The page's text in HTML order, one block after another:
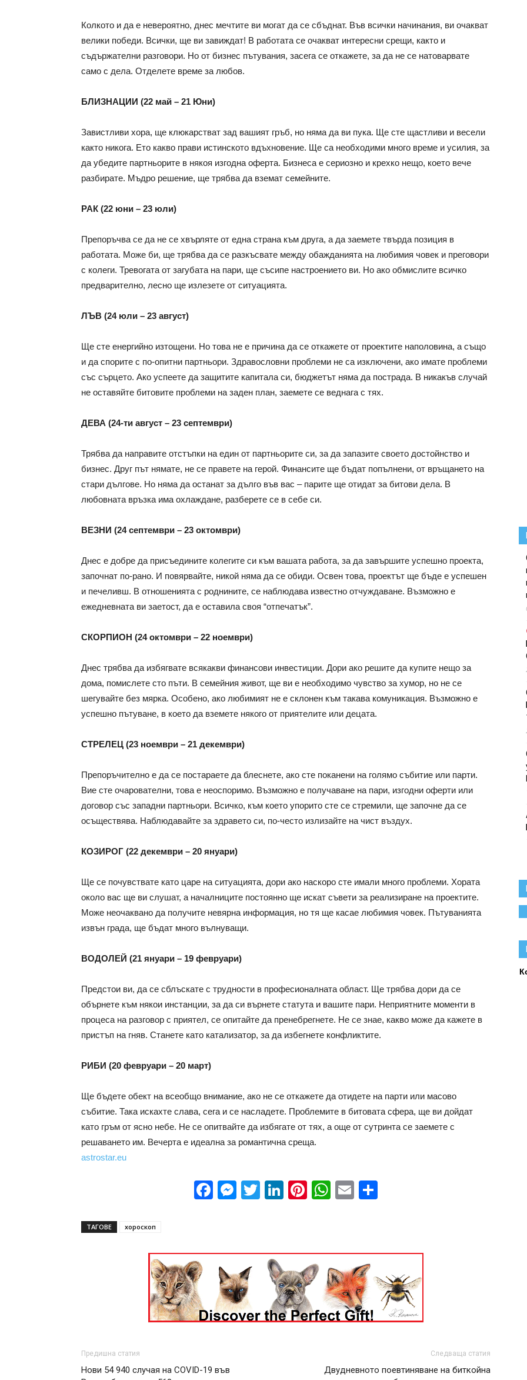
Колкото и да е невероятно, днес мечтите ви могат да се сбъднат. Във всички начинания, ви очакват
велики победи. Всички, ще ви завиждат! В работата се очакват интересни срещи, както и
съдържателни разговори. Но от бизнес пътувания, засега се откажете, за да не се натоварвате
само с дела. Отделете време за любов.
БЛИЗНАЦИИ (22 май – 21 Юни)
Завистливи хора, ще клюкарстват зад вашият гръб, но няма да ви пука. Ще сте щастливи и весели
както никога. Ето какво прави истинското вдъхновение. Ще са необходими много време и усилия, за
да убедите партньорите в някоя изгодна оферта. Бизнеса е сериозно и крехко нещо, което вече
разбирате. Мъдро решение, ще трябва да вземат семейните.
РАК (22 юни – 23 юли)
Препоръчва се да не се хвърляте от една страна към друга, а да заемете твърда позиция в
работата. Може би, ще трябва да се разкъсвате между обажданията на любимия човек и преговори
с колеги. Тревогата от загубата на пари, ще съсипе настроението ви. Но ако обмислите всичко
предварително, лесно ще излезете от ситуацията.
ЛЪВ (24 юли – 23 август)
Ще сте енергийно изтощени. Но това не е причина да се откажете от проектите наполовина, а също
и да спорите с по-опитни партньори. Здравословни проблеми не са изключени, ако имате проблеми
със сърцето. Ако успеете да защитите капитала си, бюджетът няма да пострада. В никакъв случай
не оставяйте битовите проблеми на заден план, заемете се веднага с тях.
ДЕВА (24-ти август – 23 септември)
Трябва да направите отстъпки на един от партньорите си, за да запазите своето достойнство и
бизнес. Друг път нямате, не се правете на герой. Финансите ще бъдат попълнени, от връщането на
стари дългове. Но няма да останат за дълго във вас – парите ще отидат за битови дела. В
любовната връзка има охлаждане, разберете се в себе си.
ВЕЗНИ (24 септември – 23 октомври)
Днес е добре да присъедините колегите си към вашата работа, за да завършите успешно проекта,
започнат по-рано. И повярвайте, никой няма да се обиди. Освен това, проектът ще бъде е успешен
и печеливш. В отношенията с роднините, се наблюдава известно отчуждаване. Възможно е
ежедневната ви заетост, да е оставила своя “отпечатък”.
СКОРПИОН (24 октомври – 22 ноември)
Днес трябва да избягвате всякакви финансови инвестиции. Дори ако решите да купите нещо за
дома, помислете сто пъти. В семейния живот, ще ви е необходимо чувство за хумор, но не се
шегувайте без мярка. Особено, ако любимият не е склонен към такава комуникация. Възможно е
успешно пътуване, в което да вземете някого от приятелите или децата.
СТРЕЛЕЦ (23 ноември – 21 декември)
Препоръчително е да се постараете да блеснете, ако сте поканени на голямо събитие или парти.
Вие сте очарователни, това е неоспоримо. Възможно е получаване на пари, изгодни оферти или
договор със западни партньори. Всичко, към което упорито сте се стремили, ще започне да се
осъществява. Наблюдавайте за здравето си, по-често излизайте на чист въздух.
КОЗИРОГ (22 декември – 20 януари)
Ще се почувствате като царе на ситуацията, дори ако наскоро сте имали много проблеми. Хората
около вас ще ви слушат, а началниците постоянно ще искат съвети за реализиране на проектите.
Може неочаквано да получите невярна информация, но тя ще касае любимия човек. Пътуванията
извън града, ще бъдат много вълнуващи.
ВОДОЛЕЙ (21 януари – 19 февруари)
Предстои ви, да се сблъскате с трудности в професионалната област. Ще трябва дори да се
обърнете към някои инстанции, за да си върнете статута и вашите пари. Неприятните моменти в
процеса на разговор с приятел, се опитайте да пренебрегнете. Не се знае, какво може да кажете в
пристъп на гняв. Станете като катализатор, за да избегнете конфликтите.
РИБИ (20 февруари – 20 март)
Ще бъдете обект на всеобщо внимание, ако не се откажете да отидете на парти или масово
събитие. Така искахте слава, сега и се насладете. Проблемите в битовата сфера, ще ви дойдат
като гръм от ясно небе. Не се опитвайте да избягате от тях, а още от сутринта се заемете с
решаването им. Вечерта е идеална за романтична среща.
astrostar.eu
Facebook
Messenger
Twitter
LinkedIn
Pinterest
WhatsApp
Email
ТАГОВЕ хороскоп
Предишна статия
Нови 54 940 случая на COVID-19 във
Следваща статия
Двудневното поевтиняване на биткойна